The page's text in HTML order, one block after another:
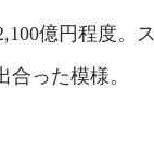
億円程度。
った模様。